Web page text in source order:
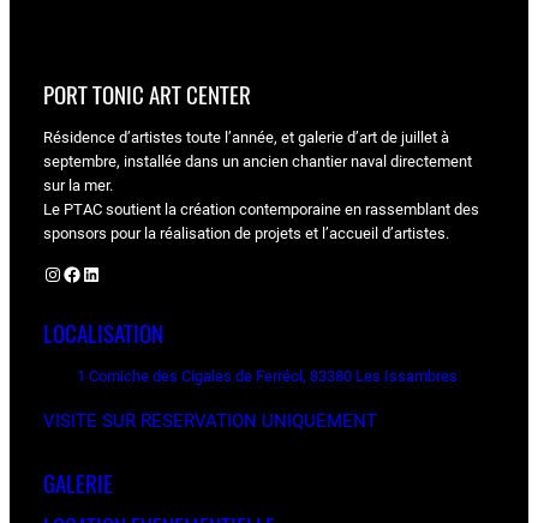
PORT TONIC ART CENTER
Résidence d’artistes toute l’année, et galerie d’art de juillet à
septembre, installée dans un ancien chantier naval directement
sur la mer.
Le PTAC soutient la création contemporaine en rassemblant des
sponsors pour la réalisation de projets et l’accueil d’artistes.
Instagram Facebook LinkedIn
LOCALISATION
1 Corniche des Cigales de Ferréol, 83380 Les Issambres
VISITE SUR RESERVATION UNIQUEMENT
GALERIE